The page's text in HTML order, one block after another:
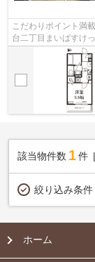
こだわりポイント満
台二丁目まいばすけ
くてもお支払いでき
該当物件数 1件
絞り込み条件
ホーム